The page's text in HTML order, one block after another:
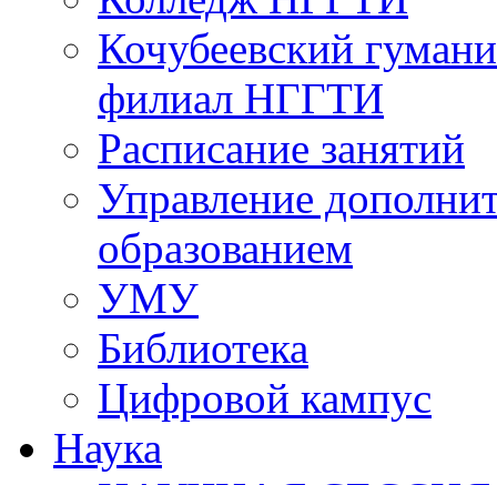
Кочубеевский
филиал НГГТИ
Расписание занятий
Управление
образованием
УМУ
Библиотека
Цифровой кампус
Наука